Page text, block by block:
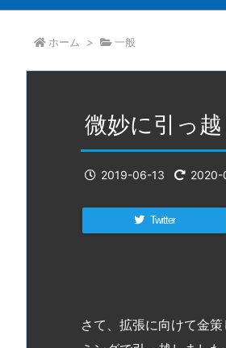
ホーム > 一般
微妙に引っ
2019-06-13 2020-
Twitter
さて、拡張に向けて金